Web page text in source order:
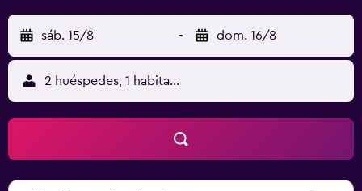
ofrece una piscina climatizada, gimnasio y recepción
abierta las 24 horas, los 7 días de la semana.
sáb. 15/8 - dom. 16/8
2 huéspedes, 1 habitación